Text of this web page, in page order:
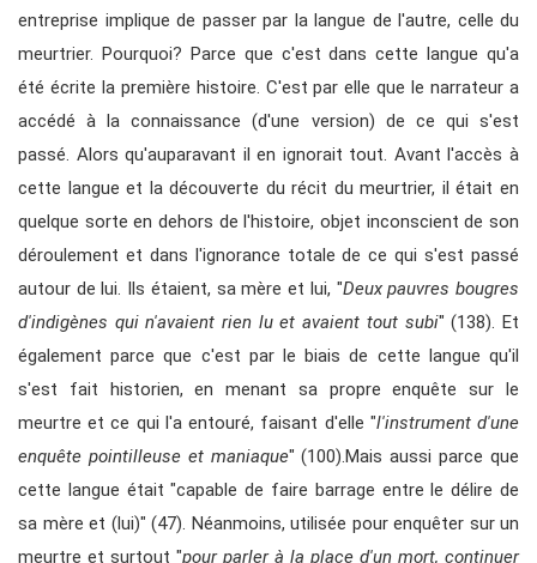
entreprise implique de passer par la langue de l'autre, celle du
meurtrier. Pourquoi? Parce que c'est dans cette langue qu'a
été écrite la première histoire. C'est par elle que le narrateur a
accédé à la connaissance (d'une version) de ce qui s'est
passé. Alors qu'auparavant il en ignorait tout. Avant l'accès à
cette langue et la découverte du récit du meurtrier, il était en
quelque sorte en dehors de l'histoire, objet inconscient de son
déroulement et dans l'ignorance totale de ce qui s'est passé
autour de lui. Ils étaient, sa mère et lui, "Deux pauvres bougres
d'indigènes qui n'avaient rien lu et avaient tout subi" (138). Et
également parce que c'est par le biais de cette langue qu'il
s'est fait historien, en menant sa propre enquête sur le
meurtre et ce qui l'a entouré, faisant d'elle "l'instrument d'une
enquête pointilleuse et maniaque" (100).Mais aussi parce que
cette langue était "capable de faire barrage entre le délire de
sa mère et (lui)" (47). Néanmoins, utilisée pour enquêter sur un
meurtre et surtout "pour parler à la place d'un mort, continuer